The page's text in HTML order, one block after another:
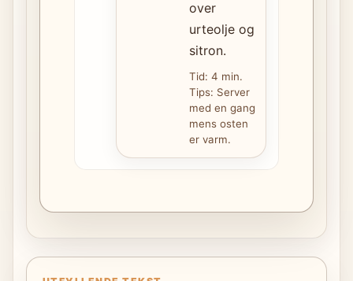
over
urteolje og
sitron.
Tid: 4 min.
Tips: Server
med en gang
mens osten
er varm.